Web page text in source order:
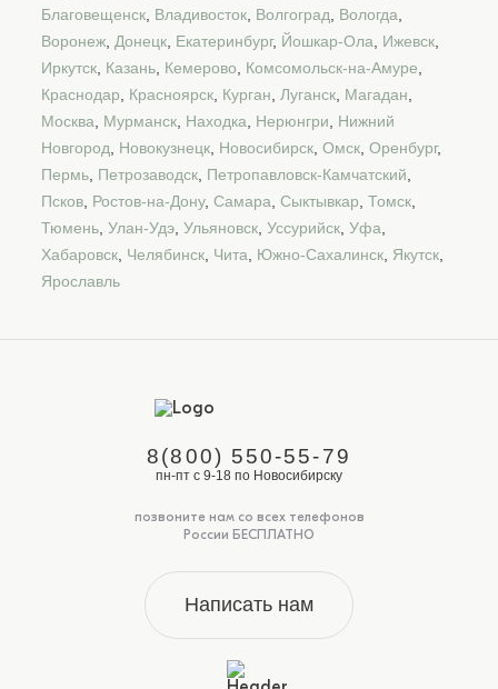
Благовещенск, Владивосток, Волгоград, Вологда,
Воронеж, Донецк, Екатеринбург, Йошкар-Ола, Ижевск,
Иркутск, Казань, Кемерово, Комсомольск-на-Амуре,
Краснодар, Красноярск, Курган, Луганск, Магадан,
Москва, Мурманск, Находка, Нерюнгри, Нижний
Новгород, Новокузнецк, Новосибирск, Омск, Оренбург,
Пермь, Петрозаводск, Петропавловск-Камчатский,
Псков, Ростов-на-Дону, Самара, Сыктывкар, Томск,
Тюмень, Улан-Удэ, Ульяновск, Уссурийск, Уфа,
Хабаровск, Челябинск, Чита, Южно-Сахалинск, Якутск,
Ярославль
8(800) 550-55-79
пн-пт с 9-18 по Новосибирску
позвоните нам со всех телефонов
России БЕСПЛАТНО
Написать нам